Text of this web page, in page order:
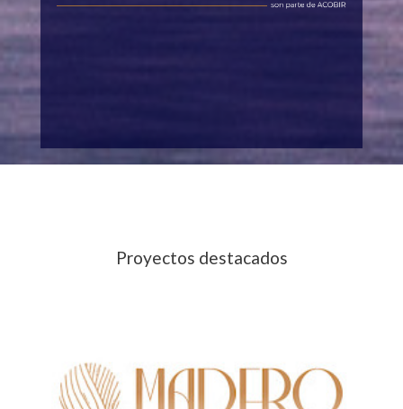
Proyectos destacados